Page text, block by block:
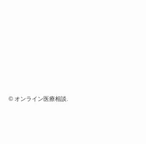
©オンライン医療相談.